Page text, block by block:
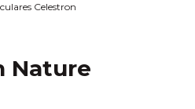
Celestron
Nature